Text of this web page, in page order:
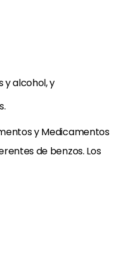
y alcohol, y
y Medicamentos
de benzos. Los